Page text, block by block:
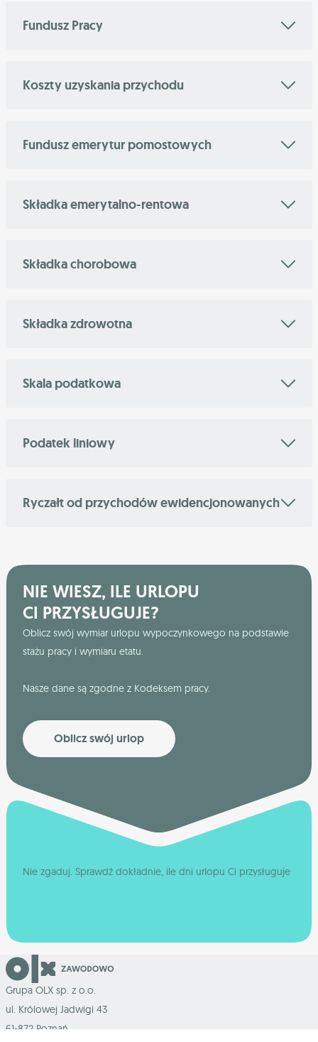
Fundusz Pracy
Koszty uzyskania przychodu
Fundusz emerytur pomostowych
Składka emerytalno-rentowa
Składka chorobowa
Składka zdrowotna
Skala podatkowa
Podatek liniowy
Ryczałt od przychodów ewidencjonowanych
NIE WIESZ, ILE URLOPU
CI PRZYSŁUGUJE?
Oblicz swój wymiar urlopu wypoczynkowego na podstawie
stażu pracy i wymiaru etatu.
Nasze dane są zgodne z Kodeksem pracy.
Oblicz swój urlop
Nie zgaduj. Sprawdź dokładnie, ile dni urlopu Ci przysługuje
Grupa OLX sp. z o.o.
ul. Królowej Jadwigi 43
61-872 Poznań